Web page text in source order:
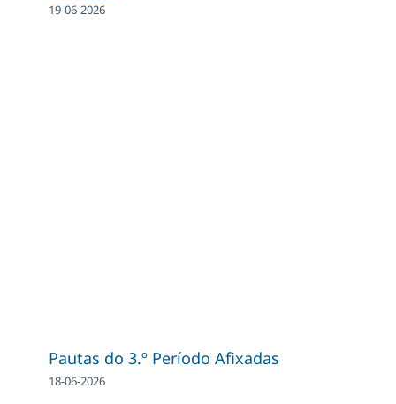
19-06-2026
Pautas do 3.º Período Afixadas
18-06-2026